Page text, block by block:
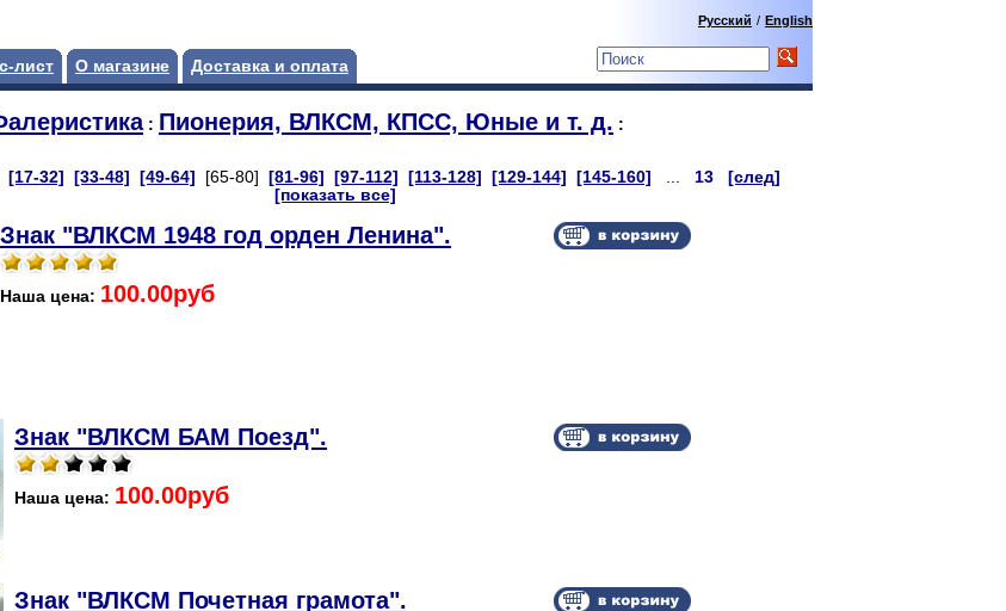
лист О магазине Доставка и оплата
Русский / English
: Пионерия, ВЛКСМ, КПСС, Юные и т. д. :
[17-32] [33-48] [49-64] [65-80] [81-96] [97-112] [113-128] [129-144] [145-160] 13
[след]
[показать все]
Знак "ВЛКСМ 1948 год орден Ленина".
Наша цена: 100.00руб
Знак "ВЛКСМ БАМ Поезд".
Наша цена: 100.00руб
Знак "ВЛКСМ Почетная грамота".